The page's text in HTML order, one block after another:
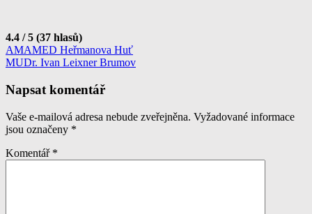
4.4 / 5 (37 hlasů)
Navigace
pro
příspěvek
AMAMED Heřmanova Huť
MUDr. Ivan Leixner Brumov
Napsat komentář
Vaše e-mailová adresa nebude zveřejněna. Vyžadované informace
jsou označeny *
Komentář *